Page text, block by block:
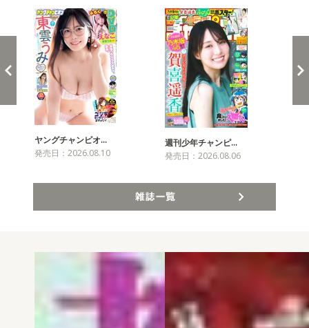
ヤングチャンピオ…
発売日：2026.08.10
週刊少年チャンピ…
発売日：2026.08.06